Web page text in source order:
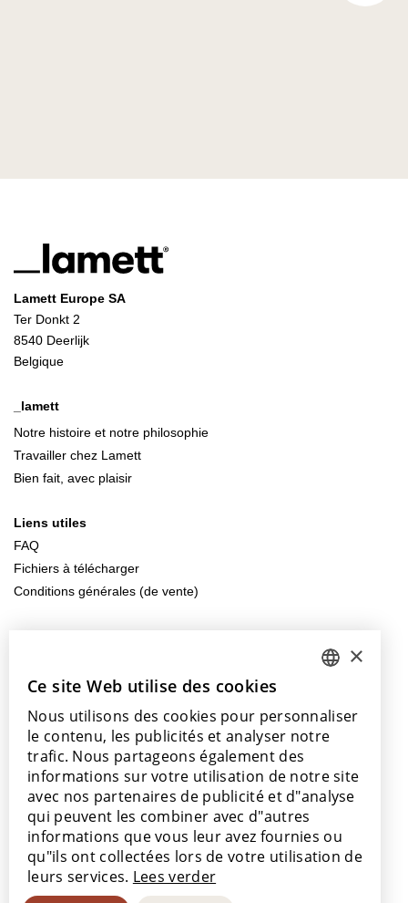
Lamett Europe SA
Ter Donkt 2
8540 Deerlijk
Belgique
_lamett
Notre histoire et notre philosophie
Travailler chez Lamett
Bien fait, avec plaisir
Liens utiles
FAQ
Fichiers à télécharger
Conditions générales (de vente)
+32 56 77 45 15
Venez nous rendre visite
Nos points de vente
Avec le soutien de
ENGLISH
FRENCH
SPANISH
×
Ce site Web utilise des cookies
Nous utilisons des cookies pour personnaliser
le contenu, les publicités et analyser notre
trafic. Nous partageons également des
informations sur votre utilisation de notre site
avec nos partenaires de publicité et d"analyse
qui peuvent les combiner avec d"autres
informations que vous leur avez fournies ou
qu"ils ont collectées lors de votre utilisation de
leurs services. Lees verder